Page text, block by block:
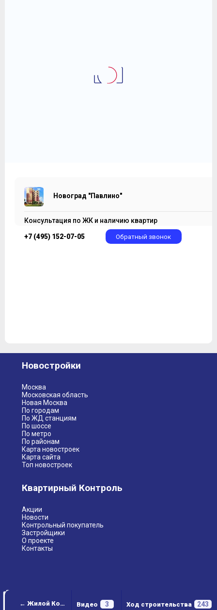
← Жилой Комплекс "Новоград Павлино" Видео 3 Ход строительства 243
Новоград "Павлино"
Консультация по ЖК и наличию квартир
+7 (495) 152-07-05 Обратный звонок
Новостройки
Москва
Московская область
Новая Москва
По городам
По ЖД станциям
По шоссе
По метро
По районам
Карта новостроек
Карта сайта
Топ новостроек
Квартирный Контроль
Акции
Новости
Контрольный покупатель
Застройщики
О проекте
Контакты